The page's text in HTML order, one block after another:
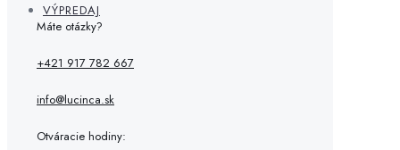
VÝPREDAJ
Máte otázky?
+421 917 782 667
info@lucinca.sk
Otváracie hodiny: